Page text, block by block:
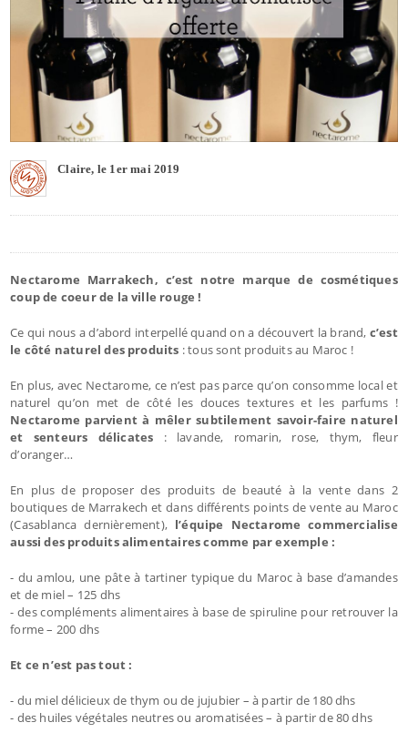
Claire, le 1er mai 2019
Nectarome Marrakech, c’est notre marque de cosmétiques
coup de coeur de la ville rouge !
Ce qui nous a d’abord interpellé quand on a découvert la brand, c’est
le côté naturel des produits : tous sont produits au Maroc !
En plus, avec Nectarome, ce n’est pas parce qu’on consomme local et
naturel qu’on met de côté les douces textures et les parfums !
Nectarome parvient à mêler subtilement savoir-faire naturel
et senteurs délicates : lavande, romarin, rose, thym, fleur
d’oranger…
En plus de proposer des produits de beauté à la vente dans 2
boutiques de Marrakech et dans différents points de vente au Maroc
(Casablanca dernièrement), l’équipe Nectarome commercialise
aussi des produits alimentaires comme par exemple :
- du amlou, une pâte à tartiner typique du Maroc à base d’amandes
et de miel – 125 dhs
- des compléments alimentaires à base de spiruline pour retrouver la
forme – 200 dhs
Et ce n’est pas tout :
- du miel délicieux de thym ou de jujubier – à partir de 180 dhs
- des huiles végétales neutres ou aromatisées – à partir de 80 dhs